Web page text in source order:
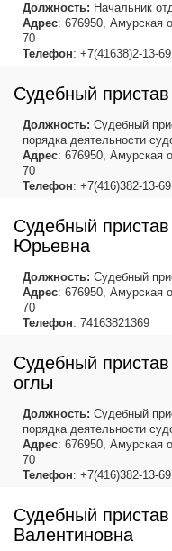
Должность: Начальник
Адрес: 676950, Амурская
70
Телефон: +7(41638)2-13-69
Судебный
Должность: Судебный
порядка деятельности
Адрес: 676950, Амурская
70
Телефон: +7(416)382-13-69
Судебный
Юрьевна
Должность: Судебный
Адрес: 676950, Амурская
70
Телефон: 74163821369
Судебный
оглы
Должность: Судебный
порядка деятельности
Адрес: 676950, Амурская
70
Телефон: +7(416)382-13-69
Судебный
Валентиновна